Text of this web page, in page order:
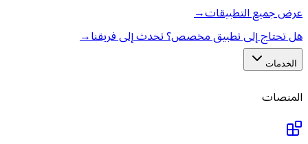
عرض جميع التطبيقات→
هل تحتاج إلى تطبيق مخصص؟ تحدث إلى فريقنا→
الخدمات
المنصات